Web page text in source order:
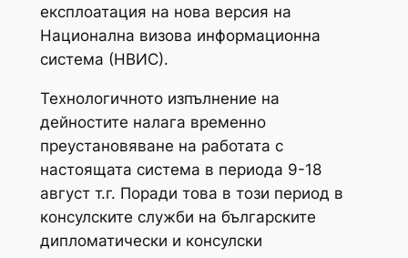
експлоатация на нова версия на
Национална визова информационна
система (НВИС).
Технологичното изпълнение на
дейностите налага временно
преустановяване на работата с
настоящата система в периода 9-18
август т.г. Поради това в този период в
консулските служби на българските
дипломатически и консулски